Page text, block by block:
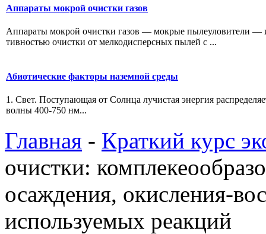
Аппараты мокрой очистки газов
Аппараты мокрой очистки газов — мокрые пылеуловители —
тивностью очистки от мелкодисперсных пылей с ...
Абиотические факторы наземной среды
1. Свет. Поступающая от Солнца лучистая энергия
волны 400-750 нм...
Главная - Краткий курс
очистки:
осаждения, окисления-
используемых реакций